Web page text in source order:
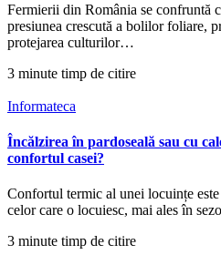
Fermierii din România se confruntă
presiunea crescută a bolilor foliare,
protejarea culturilor…
3 minute timp de citire
Informateca
Încălzirea în pardoseală sau cu
confortul casei?
Confortul termic al unei locuințe
celor care o locuiesc, mai ales în
3 minute timp de citire